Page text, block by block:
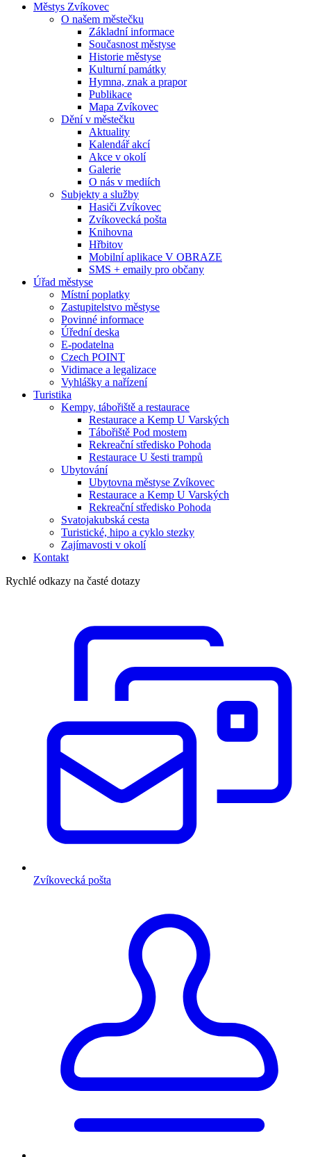
Městys Zvíkovec
O našem městečku
Základní informace
Současnost městyse
Historie městyse
Kulturní památky
Hymna, znak a prapor
Publikace
Mapa Zvíkovec
Dění v městečku
Aktuality
Kalendář akcí
Akce v okolí
Galerie
O nás v mediích
Subjekty a služby
Hasiči Zvíkovec
Zvíkovecká pošta
Knihovna
Hřbitov
Mobilní aplikace V OBRAZE
SMS + emaily pro občany
Úřad městyse
Místní poplatky
Zastupitelstvo městyse
Povinné informace
Úřední deska
E-podatelna
Czech POINT
Vidimace a legalizace
Vyhlášky a nařízení
Turistika
Kempy, tábořiště a restaurace
Restaurace a Kemp U Varských
Tábořiště Pod mostem
Rekreační středisko Pohoda
Restaurace U šesti trampů
Ubytování
Ubytovna městyse Zvíkovec
Restaurace a Kemp U Varských
Rekreační středisko Pohoda
Svatojakubská cesta
Turistické, hipo a cyklo stezky
Zajímavosti v okolí
Kontakt
Rychlé odkazy na časté dotazy
Zvíkovecká pošta